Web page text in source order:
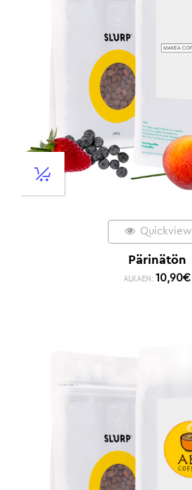
Quickview
Pärinätön
ALKAEN: 10,90€